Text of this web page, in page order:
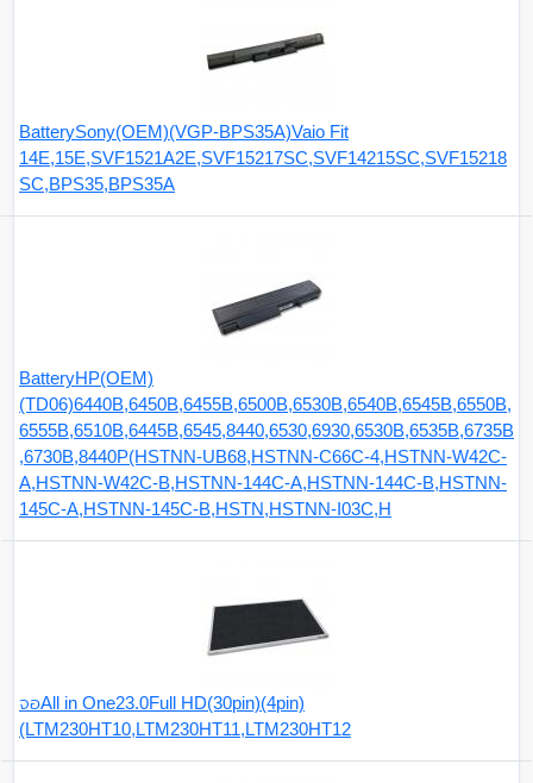
BatterySony(OEM)(VGP-BPS35A)Vaio Fit
14E,15E,SVF1521A2E,SVF15217SC,SVF14215SC,SVF15218
SC,BPS35,BPS35A
BatteryHP(OEM)
(TD06)6440B,6450B,6455B,6500B,6530B,6540B,6545B,6550B,
6555B,6510B,6445B,6545,8440,6530,6930,6530B,6535B,6735B
,6730B,8440P(HSTNN-UB68,HSTNN-C66C-4,HSTNN-W42C-
A,HSTNN-W42C-B,HSTNN-144C-A,HSTNN-144C-B,HSTNN-
145C-A,HSTNN-145C-B,HSTN,HSTNN-I03C,H
จอAll in One23.0Full HD(30pin)(4pin)
(LTM230HT10,LTM230HT11,LTM230HT12